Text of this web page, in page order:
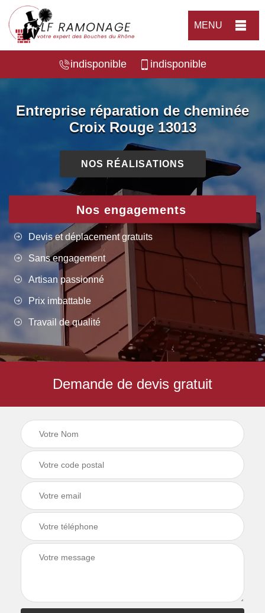
MENU
indisponible indisponible
Entreprise réparation de cheminée
Croix Rouge 13013
NOS RÉALISATIONS
Nos engagements
Devis et déplacement gratuits
Sans engagement
Artisan passionné
Prix imbattable
Travail de qualité
Demande de devis gratuit